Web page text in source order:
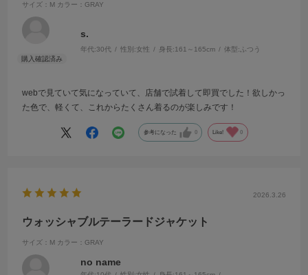
サイズ：M カラー：GRAY
s.
年代:30代 性別:女性 身長:161～165cm 体型: ふつう
webで見ていて気になっていて、店舗で試着して即買でした！欲しかっ
た色で、軽くて、これからたくさん着るのが楽しみです！
参考になった 0 Like! 0
2026.3.26
ウォッシャブルテーラードジャケット
サイズ：M カラー：GRAY
no name